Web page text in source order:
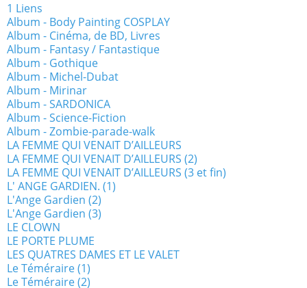
1 Liens
Album - Body Painting COSPLAY
Album - Cinéma, de BD, Livres
Album - Fantasy / Fantastique
Album - Gothique
Album - Michel-Dubat
Album - Mirinar
Album - SARDONICA
Album - Science-Fiction
Album - Zombie-parade-walk
LA FEMME QUI VENAIT D’AILLEURS
LA FEMME QUI VENAIT D’AILLEURS (2)
LA FEMME QUI VENAIT D’AILLEURS (3 et fin)
L' ANGE GARDIEN. (1)
L'Ange Gardien (2)
L'Ange Gardien (3)
LE CLOWN
LE PORTE PLUME
LES QUATRES DAMES ET LE VALET
Le Téméraire (1)
Le Téméraire (2)